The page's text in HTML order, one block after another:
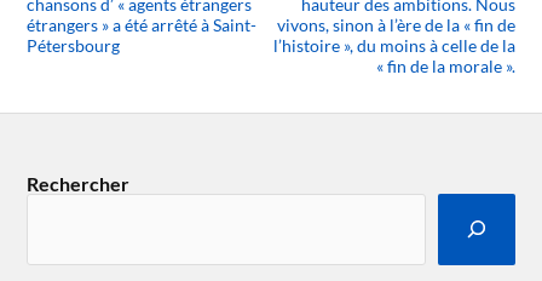
étrangers » a été arrêté à Saint-
Pétersbourg
vivons, sinon à l’ère de la « fin de
l’histoire », du moins à celle de la
« fin de la morale ».
Rechercher